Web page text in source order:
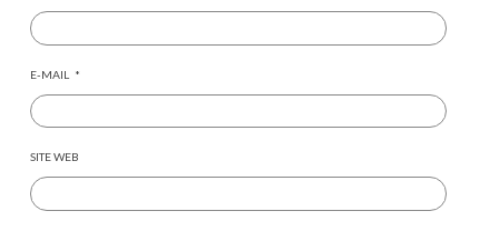
E-MAIL *
SITE WEB